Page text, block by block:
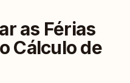
as Férias
Cálculo de